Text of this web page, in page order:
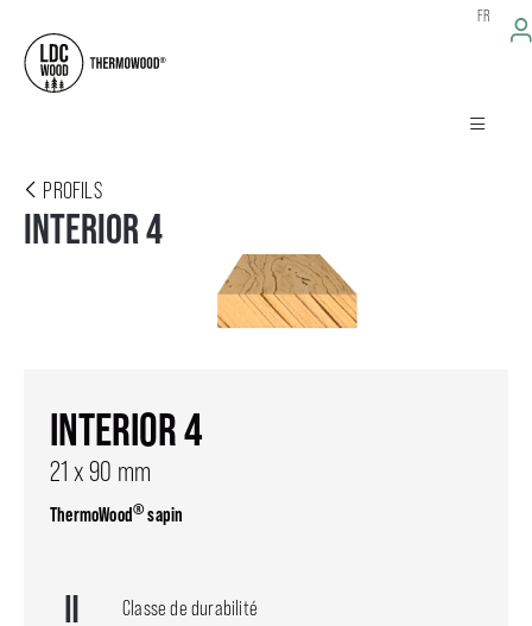
FR
PROFILS
INTERIOR 4
INTERIOR 4
21 x 90 mm
ThermoWood®sapin
Classe de durabilité